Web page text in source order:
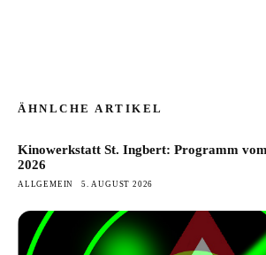
ÄHNLCHE ARTIKEL
Kinowerkstatt St. Ingbert: Programm
2026
ALLGEMEIN 5. AUGUST 2026